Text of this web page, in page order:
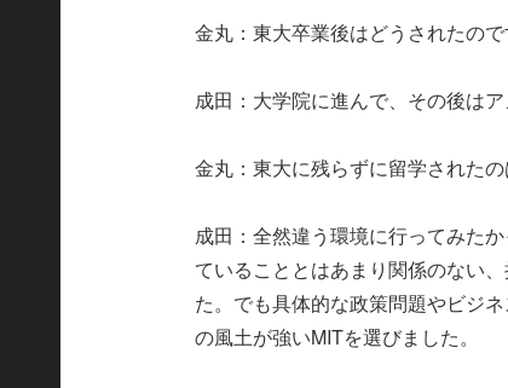
金丸：東大卒業後はどうされたので
成田：大学院に進んで、その後は
金丸：東大に残らずに留学された
成田：全然違う環境に行ってみた
ていることとはあまり関係のない
た。でも具体的な政策問題やビジ
の風土が強いMITを選びました。